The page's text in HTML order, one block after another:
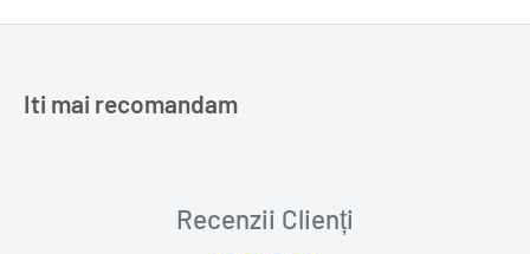
Iti mai recomandam
Recenzii Clienți